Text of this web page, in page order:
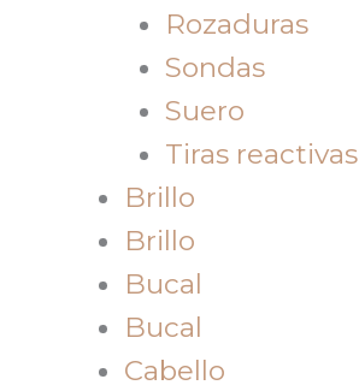
Rozaduras
Sondas
Suero
Tiras reactivas
Brillo
Brillo
Bucal
Bucal
Cabello